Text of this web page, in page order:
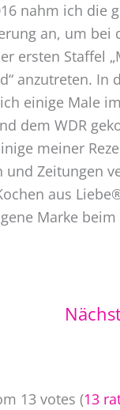
nahm ich die
an, um bei
ersten Staffel
anzutreten. In
einige Male
dem WDR
meiner
und Zeitungen
aus
Marke beim
13 votes (13